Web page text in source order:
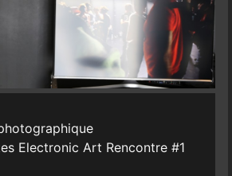
Electronic Art Rencontre #1